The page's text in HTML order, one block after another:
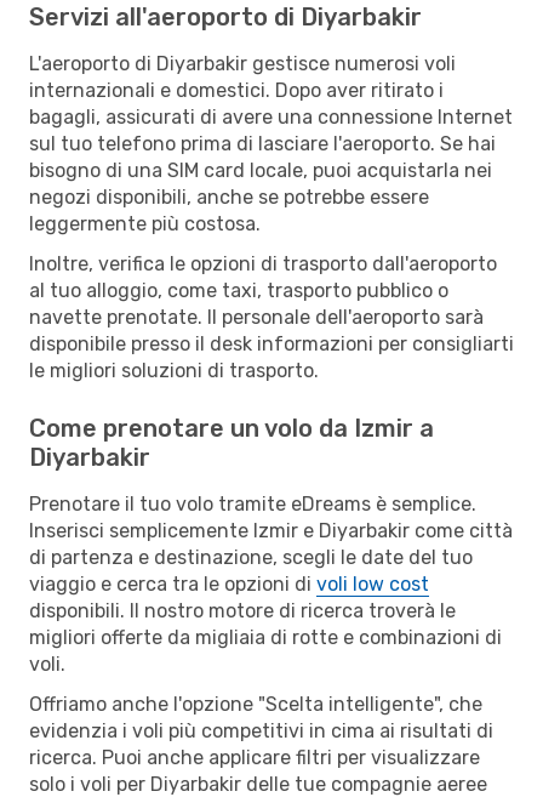
Servizi all'aeroporto di Diyarbakir
L'aeroporto di Diyarbakir gestisce numerosi voli
internazionali e domestici. Dopo aver ritirato i
bagagli, assicurati di avere una connessione Internet
sul tuo telefono prima di lasciare l'aeroporto. Se hai
bisogno di una SIM card locale, puoi acquistarla nei
negozi disponibili, anche se potrebbe essere
leggermente più costosa.
Inoltre, verifica le opzioni di trasporto dall'aeroporto
al tuo alloggio, come taxi, trasporto pubblico o
navette prenotate. Il personale dell'aeroporto sarà
disponibile presso il desk informazioni per consigliarti
le migliori soluzioni di trasporto.
Come prenotare un volo da Izmir a
Diyarbakir
Prenotare il tuo volo tramite eDreams è semplice.
Inserisci semplicemente Izmir e Diyarbakir come città
di partenza e destinazione, scegli le date del tuo
viaggio e cerca tra le opzioni di voli low cost
disponibili. Il nostro motore di ricerca troverà le
migliori offerte da migliaia di rotte e combinazioni di
voli.
Offriamo anche l'opzione "Scelta intelligente", che
evidenzia i voli più competitivi in cima ai risultati di
ricerca. Puoi anche applicare filtri per visualizzare
solo i voli per Diyarbakir delle tue compagnie aeree